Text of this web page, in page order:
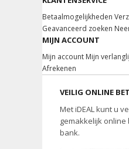
Betaalmogelijkheden
Geavanceerd zoeken
MIJN ACCOUNT
Mijn account Mijn
Afrekenen
VEILIG ONLINE
Met iDEAL kunt u
gemakkelijk
bank.